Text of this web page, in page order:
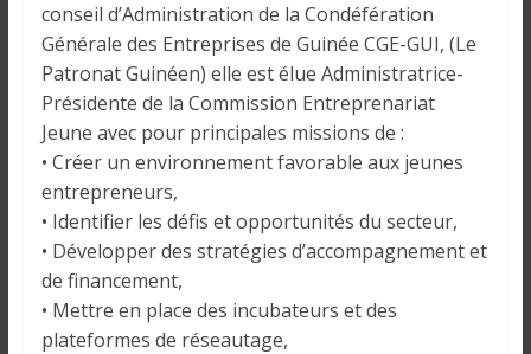
conseil d’Administration de la Condéfération
Générale des Entreprises de Guinée CGE-GUI, (Le
Patronat Guinéen) elle est élue Administratrice-
Présidente de la Commission Entreprenariat
Jeune avec pour principales missions de :
• Créer un environnement favorable aux jeunes
entrepreneurs,
• Identifier les défis et opportunités du secteur,
• Développer des stratégies d’accompagnement et
de financement,
• Mettre en place des incubateurs et des
plateformes de réseautage,